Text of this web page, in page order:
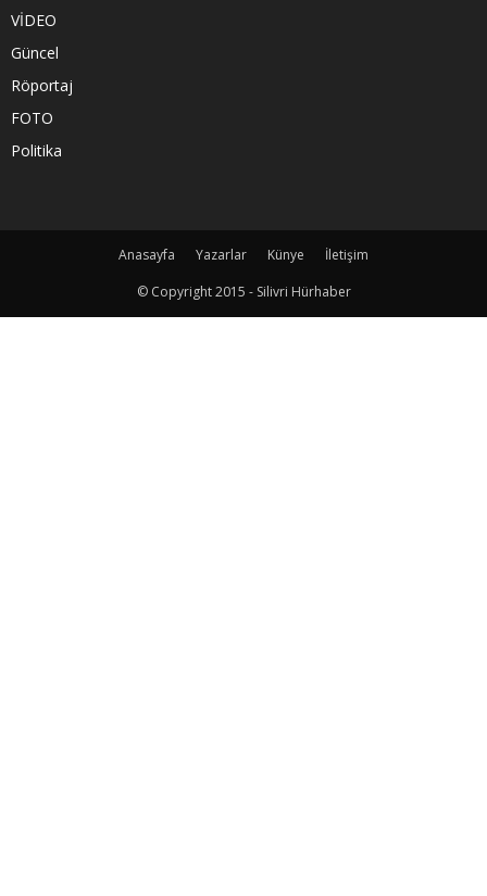
VİDEO
Güncel
Röportaj
FOTO
Politika
Anasayfa Yazarlar Künye
İletişim
© Copyright 2015 - Silivri Hürhaber